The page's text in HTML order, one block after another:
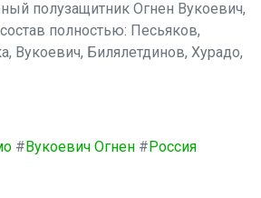
полузащитник Огнен Вукоевич,
полностью: Песьяков,
Вукоевич, Билялетдинов, Хурадо,
#Вукоевич Огнен #Россия